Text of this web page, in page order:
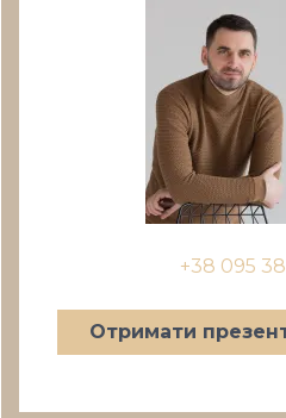
+38 095
Отримати